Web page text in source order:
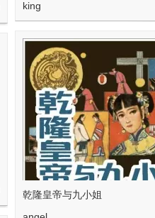
king
乾隆皇帝与九小姐